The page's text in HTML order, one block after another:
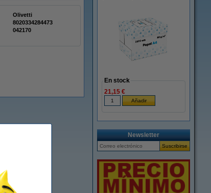
Olivetti
8020334284473
042170
En stock
21,15 €
Newsletter